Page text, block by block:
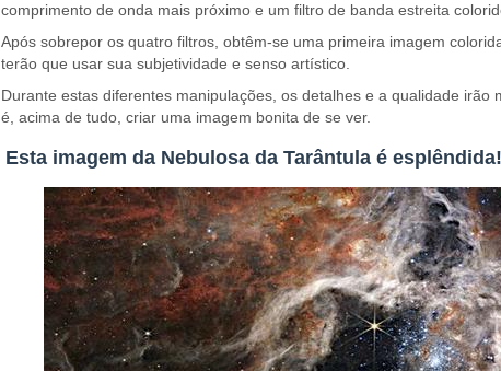
comprimento de onda mais próximo e um filtro de banda estreita
Após sobrepor os quatro filtros, obtêm-se uma primeira imagem
terão que usar sua subjetividade e senso artístico.
Durante estas diferentes manipulações, os detalhes e a qualidade
é, acima de tudo, criar uma imagem bonita de se ver.
Esta imagem da Nebulosa da Tarântula é esplêndida!